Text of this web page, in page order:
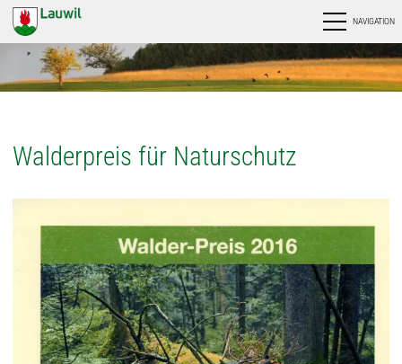
NAVIGATION
Walderpreis für Naturschutz